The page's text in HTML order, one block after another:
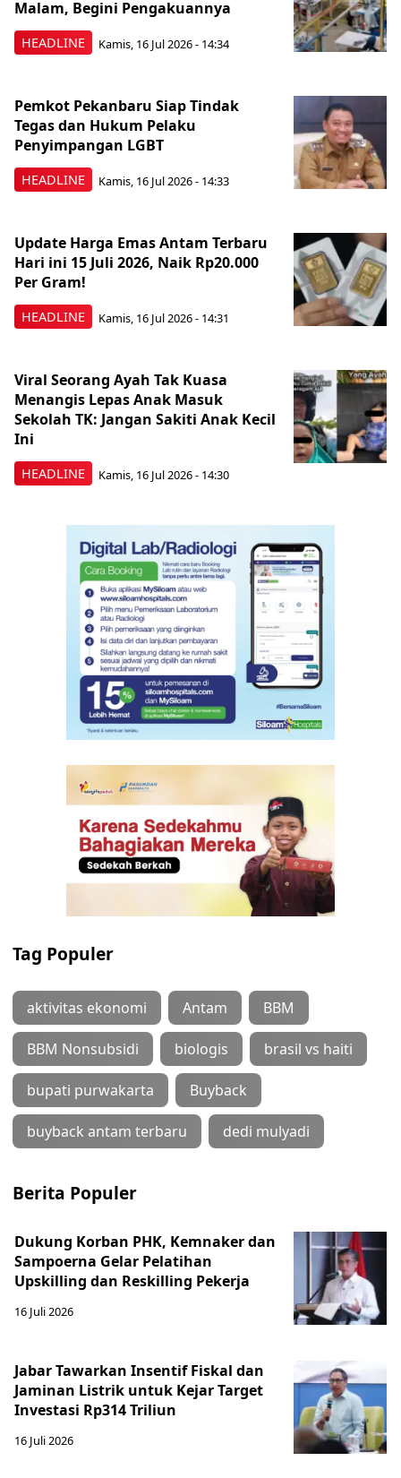
HEADLINE
Malam, Begini Pengakuannya
Kamis, 16 Jul 2026 - 14:34
HEADLINE
Pemkot Pekanbaru Siap Tindak
Tegas dan Hukum Pelaku
Penyimpangan LGBT
Kamis, 16 Jul 2026 - 14:33
HEADLINE
Update Harga Emas Antam Terbaru
Hari ini 15 Juli 2026, Naik Rp20.000
Per Gram!
Kamis, 16 Jul 2026 - 14:31
HEADLINE
Viral Seorang Ayah Tak Kuasa
Menangis Lepas Anak Masuk
Sekolah TK: Jangan Sakiti Anak Kecil
Ini
Kamis, 16 Jul 2026 - 14:30
Tag Populer
aktivitas ekonomi Antam BBM
BBM Nonsubsidi biologis brasil vs haiti
bupati purwakarta Buyback
buyback antam terbaru dedi mulyadi
Berita Populer
Dukung Korban PHK, Kemnaker dan
Sampoerna Gelar Pelatihan
Upskilling dan Reskilling Pekerja
16 Juli 2026
Jabar Tawarkan Insentif Fiskal dan
Jaminan Listrik untuk Kejar Target
Investasi Rp314 Triliun
16 Juli 2026